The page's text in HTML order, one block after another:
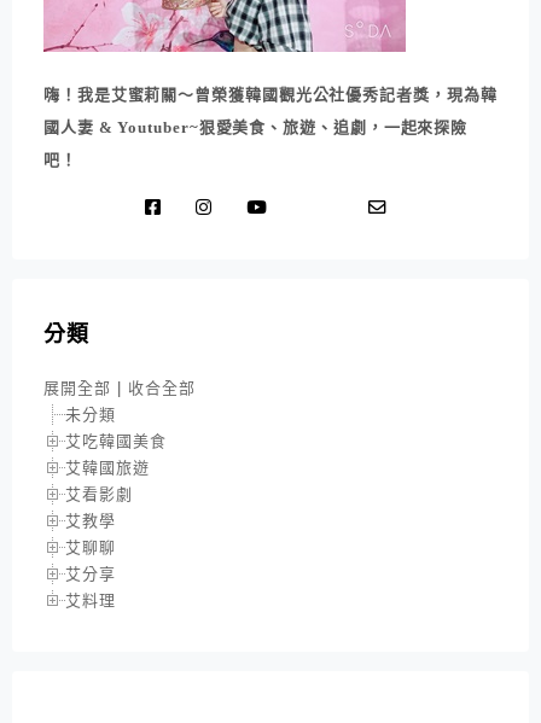
嗨！我是艾蜜莉關～曾榮獲韓國觀光公社優秀記者獎，現為韓
國人妻 & Youtuber~狠愛美食、旅遊、追劇，一起來探險
吧！
分類
展開全部 | 收合全部
未分類
艾吃韓國美食
艾韓國旅遊
艾看影劇
艾教學
艾聊聊
艾分享
艾料理